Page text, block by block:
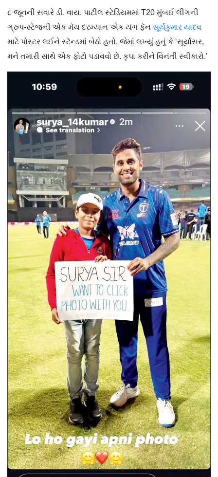
૮ જૂનની સવારે ડી. વાય. પાટીલ સ્ટેડિયમમાં T20 મુંબઈ લીગની
ગ્રુપ-સ્ટેજની એક મૅચ દરમ્યાન એક યંગ ફૅન સૂર્યકુમાર યાદવ
માટે પોસ્ટર લઈને સ્ટૅન્ડમાં બેઠો હતો, જેમાં લખ્યું હતું કે ‘સૂર્યાસર,
મને તમારી સાથે એક ફોટો પડાવવો છે. કૃપા કરીને વિનંતી સ્વીકારો.’